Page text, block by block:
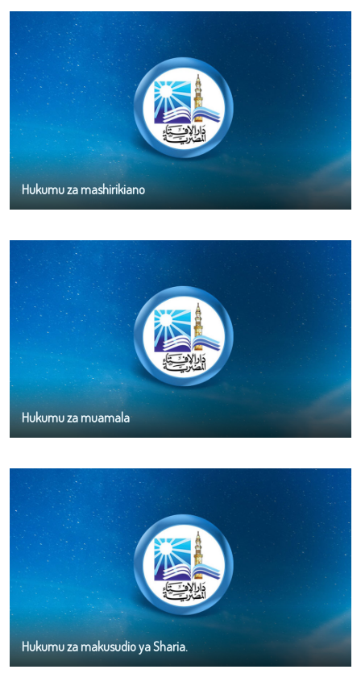
Hukumu za mashirikiano
Hukumu za muamala
Hukumu za makusudio ya Sharia.